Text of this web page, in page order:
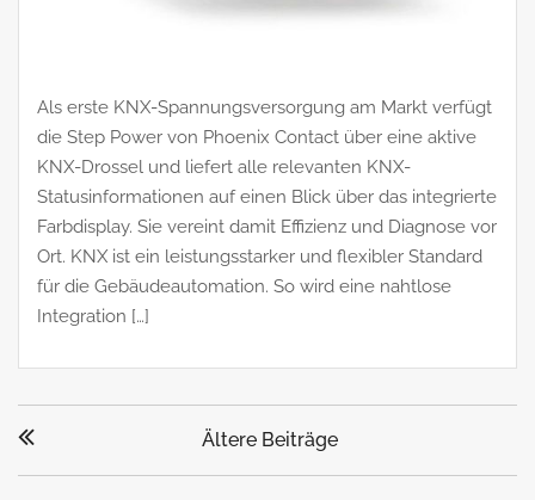
Als erste KNX-Spannungsversorgung am Markt verfügt
die Step Power von Phoenix Contact über eine aktive
KNX-Drossel und liefert alle relevanten KNX-
Statusinformationen auf einen Blick über das integrierte
Farbdisplay. Sie vereint damit Effizienz und Diagnose vor
Ort. KNX ist ein leistungsstarker und flexibler Standard
für die Gebäudeautomation. So wird eine nahtlose
Integration […]
Ältere Beiträge